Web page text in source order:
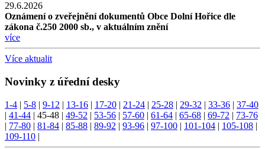
29.6.2026
Oznámení o zveřejnění dokumentů Obce Dolní Hořice dle
zákona č.250 2000 sb., v aktuálním znění
více
Více aktualit
Novinky z úřední desky
1-4 | 5-8 | 9-12 | 13-16 | 17-20 | 21-24 | 25-28 | 29-32 | 33-36 | 37-40
| 41-44 | 45-48 | 49-52 | 53-56 | 57-60 | 61-64 | 65-68 | 69-72 | 73-76
| 77-80 | 81-84 | 85-88 | 89-92 | 93-96 | 97-100 | 101-104 | 105-108 |
109-110 |